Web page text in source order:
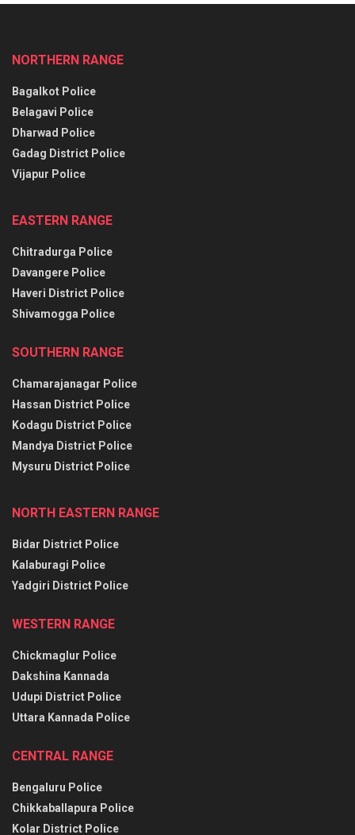
NORTHERN RANGE
Bagalkot Police
Belagavi Police
Dharwad Police
Gadag District Police
Vijapur Police
EASTERN RANGE
Chitradurga Police
Davangere Police
Haveri District Police
Shivamogga Police
SOUTHERN RANGE
Chamarajanagar Police
Hassan District Police
Kodagu District Police
Mandya District Police
Mysuru District Police
NORTH EASTERN RANGE
Bidar District Police
Kalaburagi Police
Yadgiri District Police
WESTERN RANGE
Chickmaglur Police
Dakshina Kannada
Udupi District Police
Uttara Kannada Police
CENTRAL RANGE
Bengaluru Police
Chikkaballapura Police
Kolar District Police